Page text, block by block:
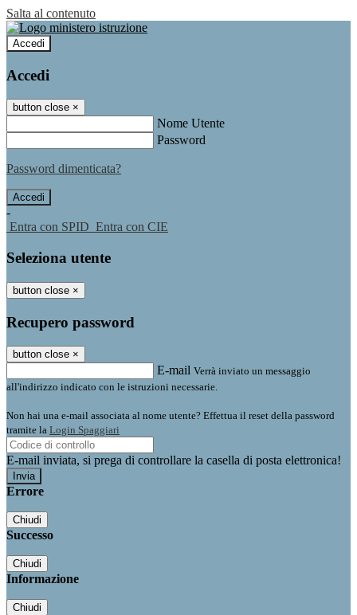
Salta al contenuto
Accedi
Accedi
button close ×
Nome Utente
Password
Password dimenticata?
-
Entra con SPID Entra con CIE
Seleziona utente
button close ×
Recupero password
button close ×
E-mail Verrà inviato un messaggio
all'indirizzo indicato con le istruzioni necessarie.
Non hai una e-mail associata al nome utente? Effettua il reset della password
tramite la Login Spaggiari
E-mail inviata, si prega di controllare la casella di posta elettronica!
Errore
Chiudi
Successo
Chiudi
Informazione
Chiudi